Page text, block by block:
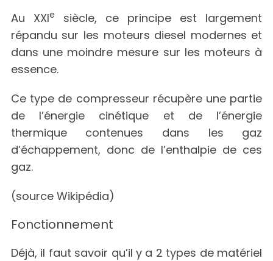
Au XXIe
siècle, ce principe est largement
répandu sur les moteurs diesel modernes et
dans une moindre mesure sur les moteurs à
essence.
Ce type de compresseur récupère une partie
de l’énergie cinétique et de l’énergie
thermique contenues dans les gaz
d’échappement, donc de l’enthalpie de ces
gaz.
(source Wikipédia)
Fonctionnement
Déjà, il faut savoir qu’il y a 2 types de matériel